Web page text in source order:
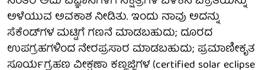
ಅಳೆಯುವ ಅವಕಾಶ ನೀಡಿತು. ಇಂದು ನಾವು ಅದನ್ನು
ಸೆಕೆಂಡ್‌ಗಳ ಮಟ್ಟಿಗೆ ಗಣನೆ ಮಾಡಬಹುದು; ದೂರದ
ಉಪಗ್ರಹಗಳಿಂದ ನೇರಪ್ರಸಾರ ಮಾಡಬಹುದು; ಪ್ರಮಾಣೀಕೃತ
ಸೂರ್ಯಗ್ರಹಣ ವೀಕ್ಷಣಾ ಕಣ್ಣಜ್ಜಿಗಳ (certified solar eclipse